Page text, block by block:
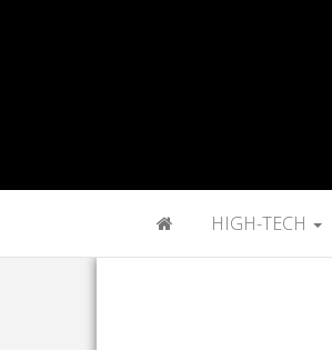
HIGH-TECH